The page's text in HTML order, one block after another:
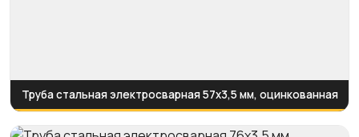
Труба стальная электросварная 57x3,5 мм, оцинкованная